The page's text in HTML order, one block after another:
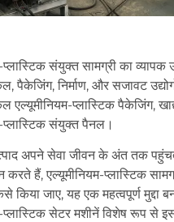
प्लास्टिक संयुक्त सामग्री का व्यापक
पैकेजिंग, निर्माण, और सजावट
एल्यूमीनियम-प्लास्टिक पैकेजिंग,
प्लास्टिक संयुक्त पैनल।
अपने सेवा जीवन के अंत तक पहुंचते
करते हैं, एल्यूमीनियम-प्लास्टिक
किया जाए, यह एक महत्वपूर्ण मुद्दा
प्लास्टिक सेटर मशीनें विशेष रूप से